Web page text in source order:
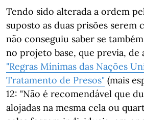
Tendo sido alterada a ordem
suposto as duas prisões serem
não conseguiu saber se
no projeto base, que previa, de
"Regras Mínimas das Nações
Tratamento de Presos" (mais
12: "Não é recomendável que
alojadas na mesma cela ou